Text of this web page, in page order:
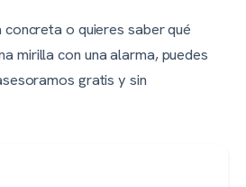
concreta o quieres saber qué
mirilla con una alarma, puedes
gratis y sin